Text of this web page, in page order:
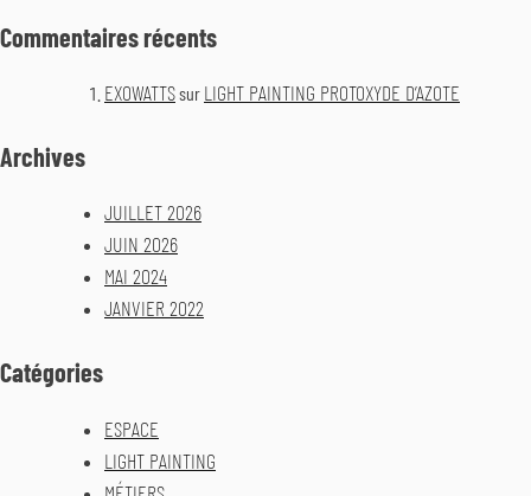
Commentaires récents
EXOWATTSsur LIGHT PAINTING PROTOXYDE D’AZOTE
Archives
JUILLET 2026
JUIN 2026
MAI 2024
JANVIER 2022
Catégories
ESPACE
LIGHT PAINTING